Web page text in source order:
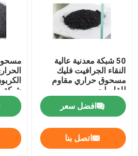
مسحوق الجرافيت الاصطناعي
كربيد السيليكون
خدمات معالجة الرسوم
50 شبكة معدنية عالية
النقاء الجرافيت فليك
مسحوق حراري مقاوم
للقلويات
افضل سعر
اتصل بنا
شبكة